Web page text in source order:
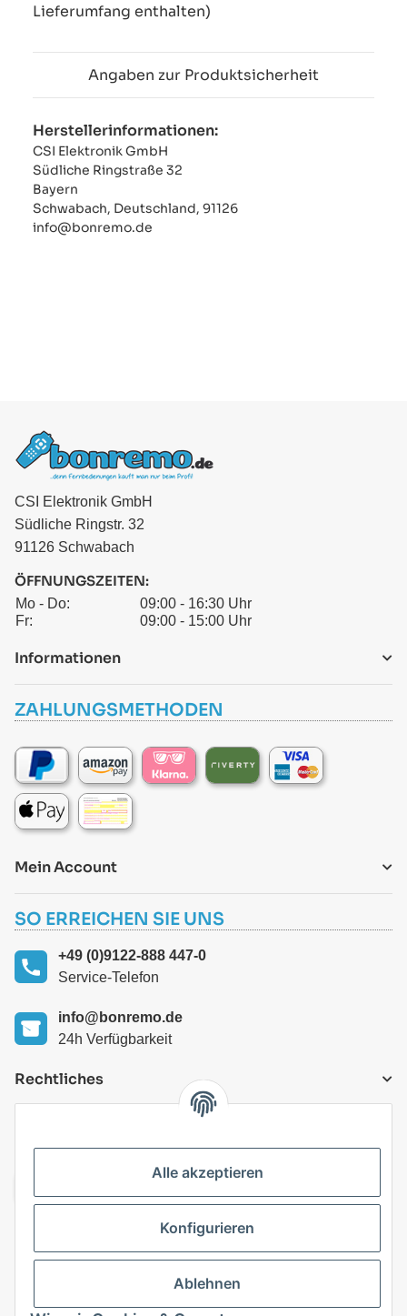
Lieferumfang enthalten)
Angaben zur Produktsicherheit
Herstellerinformationen:
CSI Elektronik GmbH
Südliche Ringstraße 32
Bayern
Schwabach, Deutschland, 91126
info@bonremo.de
CSI Elektronik GmbH
Südliche Ringstr. 32
91126 Schwabach
ÖFFNUNGSZEITEN:
Mo - Do:
09:00 - 16:30 Uhr
Fr:
09:00 - 15:00 Uhr
Informationen
ZAHLUNGSMETHODEN
Mein Account
SO ERREICHEN SIE UNS
+49 (0)9122-888 447-0
Service-Telefon
info@bonremo.de
24h Verfügbarkeit
Rechtliches
Vertrag widerrufen
Alle akzeptieren
Konfigurieren
Ablehnen